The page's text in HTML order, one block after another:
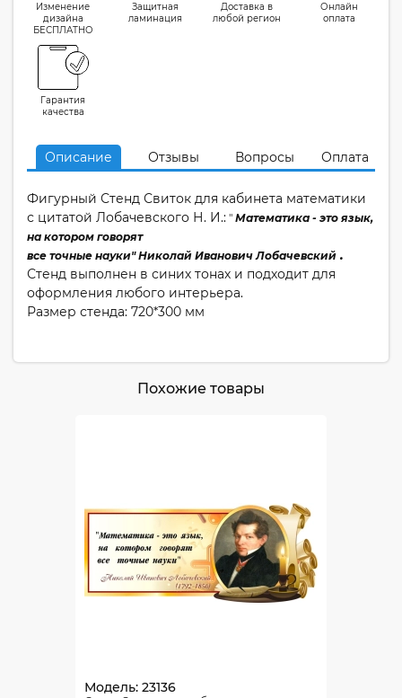
Изменение
дизайна
БЕСПЛАТНО
Защитная
ламинация
Доставка в
любой регион
Онлайн
оплата
Гарантия
качества
Описание Отзывы Вопросы Оплата
Фигурный Стенд Свиток для кабинета математики
с цитатой Лобачевского Н. И.: " Математика - это язык,
на котором говорят
все точные науки" Николай Иванович Лобачевский .
Стенд выполнен в синих тонах и подходит для
оформления любого интерьера.
Размер стенда: 720*300 мм
Похожие товары
Модель: 23136